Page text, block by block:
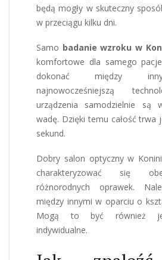
będą mogły w skuteczny
w przeciągu kilku dni.
Samo badanie wzroku w
komfortowe dla samego
dokonać między
najnowocześniejszą
urządzenia samodzielnie są
wadę. Dzięki temu całość trwa
sekund.
Dobry salon optyczny w
charakteryzować się
różnorodnych oprawek.
między innymi w oparciu o
Mogą to być również
indywidualne.